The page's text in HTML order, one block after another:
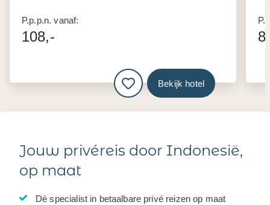
P.p.p.n. vanaf:
108,-
Bekijk hotel
Jouw privéreis door Indonesië,
op maat
Dé specialist in betaalbare privé reizen op maat